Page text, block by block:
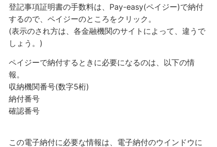
登記事項証明書の手数料は、Pay-easy(ペイジー)で納付
するので、ペイジーのところをクリック。
(表示のされ方は、各金融機関のサイトによって、違うで
しょう。)
ペイジーで納付するときに必要になるのは、以下の情
報。
収納機関番号(数字5桁)
納付番号
確認番号
この電子納付に必要な情報は、電子納付のウインドウに